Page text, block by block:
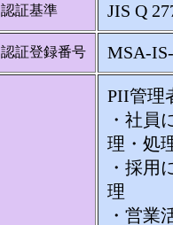
認証基準 JIS Q
認証登録番号 MSA-
PII管理
・社員
理・処
・採用
理
・営業